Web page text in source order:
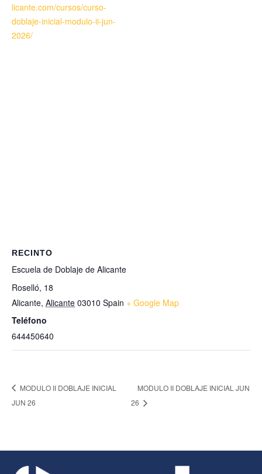
licante.com/cursos/curso-
doblaje-inicial-modulo-ii-jun-
2026/
RECINTO
Escuela de Doblaje de Alicante
Roselló, 18
Alicante, Alicante 03010 Spain + Google Map
Teléfono
644450640
MODULO II DOBLAJE INICIAL
JUN 26
MODULO II DOBLAJE INICIAL JUN
26